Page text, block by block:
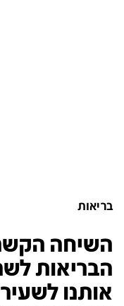
בריאות
השיחה
הבריאות
אותנו